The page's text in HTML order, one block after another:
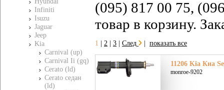
Infiniti
Isuzu
Jaguar
Jeep
Kia
Carnival (up)
Carnival Ii (gq)
Cerato (ld)
Cerato седан
(ld)
(095) 817 00 75,
товар в корзину.
1 2 3 След показать все
11206 Kia Киа
monroe-9202